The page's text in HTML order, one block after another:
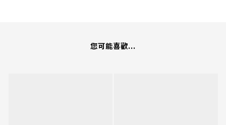
您可能喜歡...